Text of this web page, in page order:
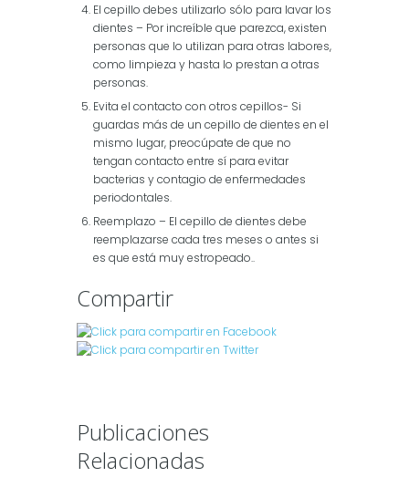
El cepillo debes utilizarlo sólo para lavar los
dientes – Por increíble que parezca, existen
personas que lo utilizan para otras labores,
como limpieza y hasta lo prestan a otras
personas.
Evita el contacto con otros cepillos- Si
guardas más de un cepillo de dientes en el
mismo lugar, preocúpate de que no
tengan contacto entre sí para evitar
bacterias y contagio de enfermedades
periodontales.
Reemplazo – El cepillo de dientes debe
reemplazarse cada tres meses o antes si
es que está muy estropeado..
Compartir
Publicaciones
Relacionadas